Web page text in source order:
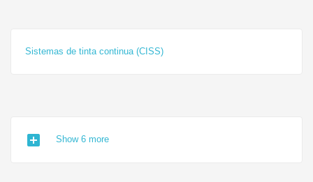
Sistemas de tinta continua (CISS)
add_box Show 6 more